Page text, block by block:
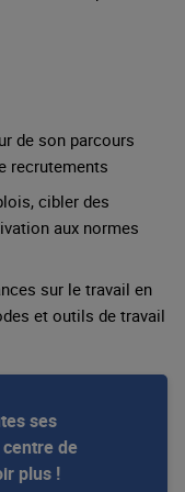
de son parcours
recrutements
cibler des
aux normes
sur le travail en
et outils de travail
ses
de
plus !